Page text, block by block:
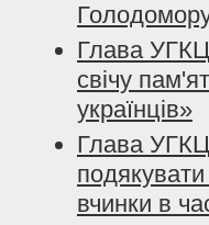
Глава
свічу
українців»
Глава УГКЦ
подякувати
вчинки в